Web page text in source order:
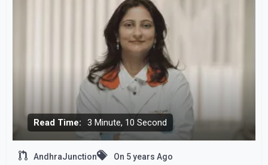
Read Time: 3 Minute, 10 Second
AndhraJunction On 5 years Ago